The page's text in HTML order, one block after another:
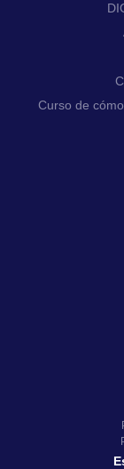
Curso de